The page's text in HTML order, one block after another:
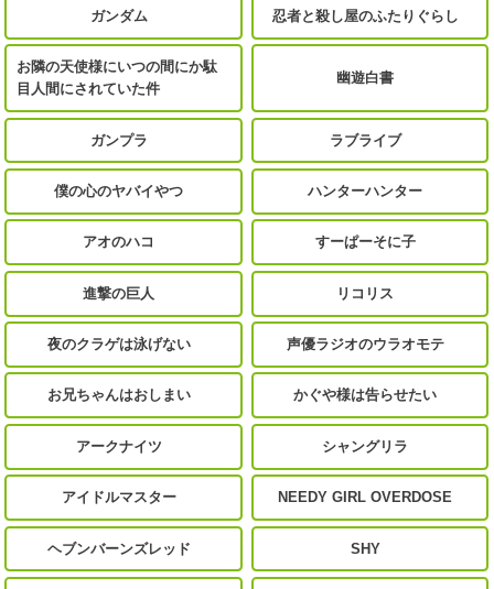
ガンダム 忍者と殺し屋のふたりぐらし
お隣の天使様にいつの間にか駄
目人間にされていた件
幽遊白書
ガンプラ ラブライブ
僕の心のヤバイやつ ハンターハンター
アオのハコ すーぱーそに子
進撃の巨人 リコリス
夜のクラゲは泳げない 声優ラジオのウラオモテ
お兄ちゃんはおしまい かぐや様は告らせたい
アークナイツ シャングリラ
アイドルマスター NEEDY GIRL OVERDOSE
ヘブンバーンズレッド SHY